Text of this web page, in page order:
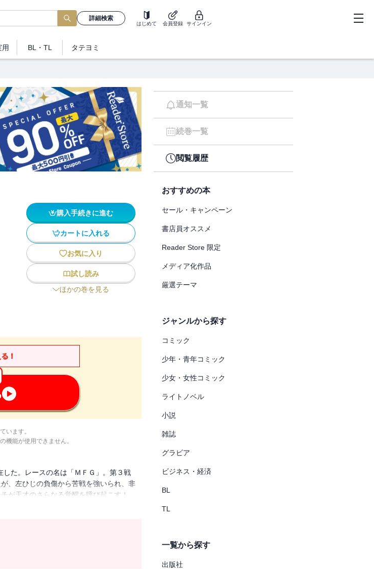
詳細検索
はじめて 会員登録 サインイン
用 BL・TL タテヨミ
購入手続きに進む
カートに入れる
お気に入り
試し読み
ほかの巻を見る
！
います。
機能が使用できません。
た。レースの名は「ＭＦＧ」。第３戦
、左ひじの負傷から苦戦を強いられ、非
が天才のさらなる覚醒を呼び起こす！
巻！ もう一度、８６でアツくなろう！
通知一覧
続巻一覧
閲覧履歴
おすすめの本
セール・キャンペーン
書店員オススメ
Reader Store 限定
メディア化作品
厳選テーマ
ジャンルから探す
コミック
少年・青年コミック
少女・女性コミック
ライトノベル
小説
雑誌
グラビア
ビジネス・経済
BL
TL
一覧から探す
出版社